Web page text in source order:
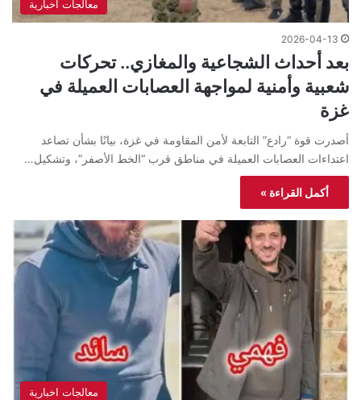
معالجات اخبارية
2026-04-13
بعد أحداث الشجاعية والمغازي.. تحركات
شعبية وأمنية لمواجهة العصابات العميلة في
غزة
أصدرت قوة “رادع” التابعة لأمن المقاومة في غزة، بيانًا بشأن تصاعد
اعتداءات العصابات العميلة في مناطق قرب “الخط الأصفر”، وتشكيل…
أكمل القراءة »
معالجات اخبارية